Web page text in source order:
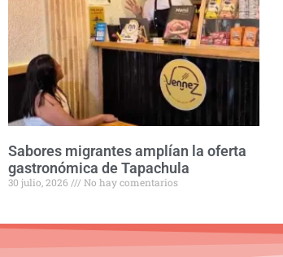
Sabores migrantes amplían la oferta
gastronómica de Tapachula
30 julio, 2026 No hay comentarios